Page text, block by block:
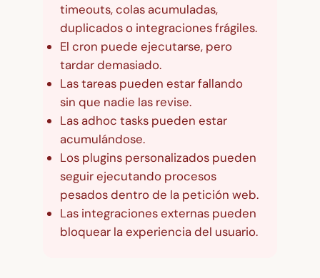
timeouts, colas acumuladas,
duplicados o integraciones frágiles.
El cron puede ejecutarse, pero
tardar demasiado.
Las tareas pueden estar fallando
sin que nadie las revise.
Las adhoc tasks pueden estar
acumulándose.
Los plugins personalizados pueden
seguir ejecutando procesos
pesados dentro de la petición web.
Las integraciones externas pueden
bloquear la experiencia del usuario.